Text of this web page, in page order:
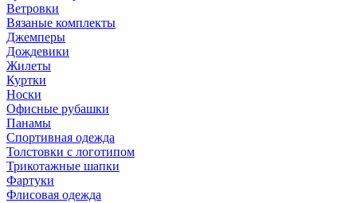
Ветровки
Вязаные комплекты
Джемперы
Дождевики
Жилеты
Куртки
Носки
Офисные рубашки
Панамы
Спортивная одежда
Толстовки с логотипом
Трикотажные шапки
Фартуки
Флисовая одежда